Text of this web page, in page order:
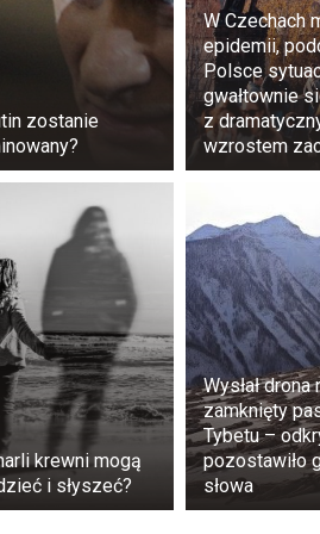
chronionych gatunków w
William wierzy w
społeczność, w których
w miarę upływu czasu.
w słusznej sprawie.
racji. Nie ogranicza się to do
zostanie
W Czechach
epidemii,
Polsce
gwałtownie
z
wzrostem
krewni mogą
i słyszeć?
Wysłał drona
zamknięty
Tybetu –
pozostawiło
słowa